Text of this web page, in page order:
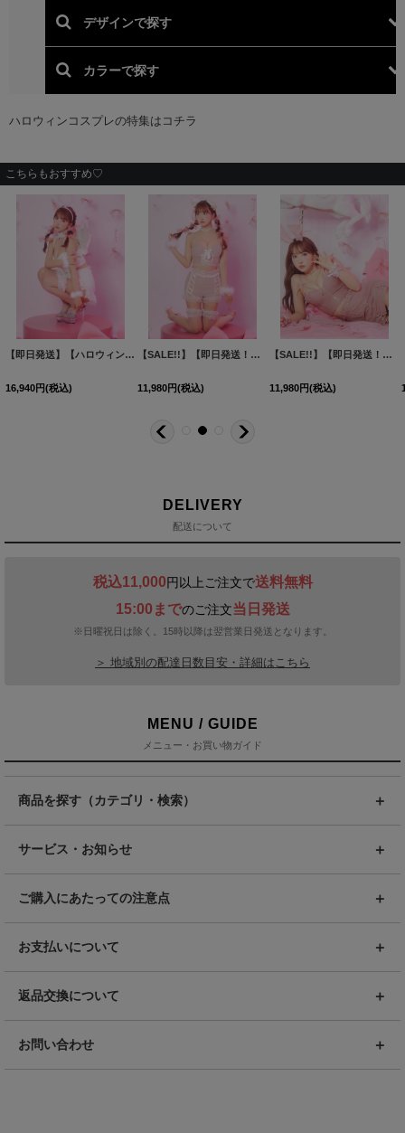
こちらもおすすめ♡
[
【即日発送】【ハロウィン】セクシーエンジェルセットアップ 【コスプレ7点セット】[HC03-H]三上悠亜着用
16,940円(税込)
【SALE!!】【即日発送！】【ハロウィン】 キラキラキャットパンツセットアップ 【コスプレ6点セット】 【XS-Mサイズ/2カラー】[HC03]三上悠亜着用
11,980円(税込)
【SALE!!】【即日発送！】【ハロウィン】レースリボンバニータイトミニセットアップ 【コスプレ8点セット】 【XS-Lサイズ/3カラー】[HC03]三上悠亜着用
11,980円(税込)
DELIVERY
配送について
税込11,000円以上ご注文で送料無料
15:00までのご注文当日発送
※日曜祝日は除く。15時以降は翌営業日発送となります。
＞ 地域別の配達日数目安・詳細はこちら
MENU / GUIDE
メニュー・お買い物ガイド
商品を探す（カテゴリ・検索）
サービス・お知らせ
ご購入にあたっての注意点
お支払いについて
返品交換について
お問い合わせ